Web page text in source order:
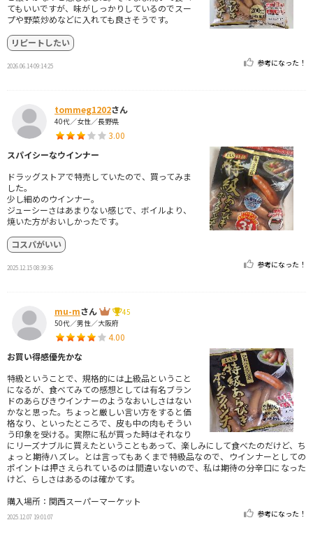
てもいいですが、味がしっかりしているのでスー
プや野菜炒めなどに入れても良さそうです。
リピートしたい
2026.06.14 09:14:25 参考になった！
tommeg1202さん
40代／女性／長野県
3.00
スパイシーなウインナー
ドラッグストアで特売していたので、買ってみま
した。
少し細めのウインナー。
ジューシーさはあまりない感じで、ボイルより、
焼いた方がおいしかったです。
コスパがいい
2025.12.15 08:39:36 参考になった！
mu-mさん
45
50代／男性／大阪府
4.00
お買い得感優先かな
特級ということで、規格的には上級品ということ
になるが、食べてみての感想としては有名ブラン
ドのあらびきウインナーのようなおいしさはない
かなと思った。ちょっと厳しい言い方をすると価
格なり、といったところで、皮も中の肉もそうい
う印象を受ける。実際に私が買った時はそれなり
にリーズナブルに買えたということもあって、楽しみにして食べたのだけど、ち
ょっと期待ハズレ。とは言ってもあくまで特級品なので、ウインナーとしての
ポイントは押さえられているのは間違いないので、私は期待の分辛口になった
けど、らしさはあるのは確かてす。
購入場所：関西スーパーマーケット
2025.12.07 19:01:07 参考になった！